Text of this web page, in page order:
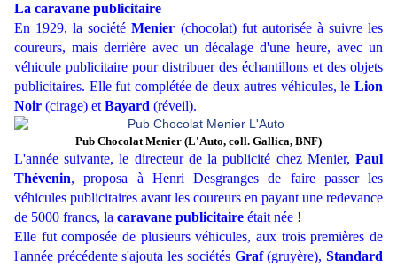
La caravane publicitaire
En 1929, la sociétéMenier (chocolat) fut autorisée à suivre les
coureurs, mais derrière avec un décalage d'une heure, avec un
véhicule publicitaire pour distribuer des échantillons et des objets
publicitaires. Elle fut complétée de deux autres véhicules, le Lion
Noir (cirage) et Bayard (réveil).
Pub Chocolat Menier (L'Auto, coll. Gallica, BNF)
L'année suivante, le directeur de la publicité chez Menier, Paul
Thévenin, proposa à Henri Desgranges de faire passer les
véhicules publicitaires avant les coureurs en payant une redevance
de 5000 francs, la caravane publicitaire était née !
Elle fut composée de plusieurs véhicules, aux trois premières de
l'année précédente s'ajouta les sociétés Graf(gruyère),Standard